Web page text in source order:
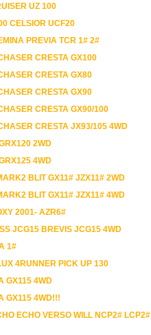
UZ 100
CELSIOR UCF20
PREVIA TCR 1# 2#
CRESTA GX100
CRESTA GX80
CRESTA GX90
CRESTA GX90/100
CRESTA JX93/105 4WD
2WD
4WD
BLIT GX11# JZX11# 2WD
BLIT GX11# JZX11# 4WD
2001- AZR6#
JCG15 BREVIS JCG15 4WD
1#
4RUNNER PICK UP 130
GX115 4WD
GX115 4WD!!!
ECHO VERSO WILL NCP2# LCP2#